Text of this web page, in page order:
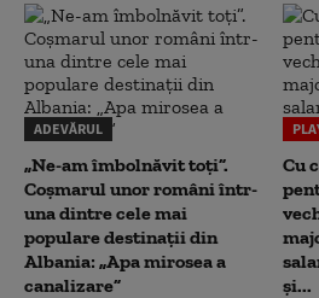
ADEVĂRUL
„Ne-am îmbolnăvit toți”.
Coșmarul unor români într-
una dintre cele mai
populare destinații din
Albania: „Apa mirosea a
canalizare”
Cu
și...